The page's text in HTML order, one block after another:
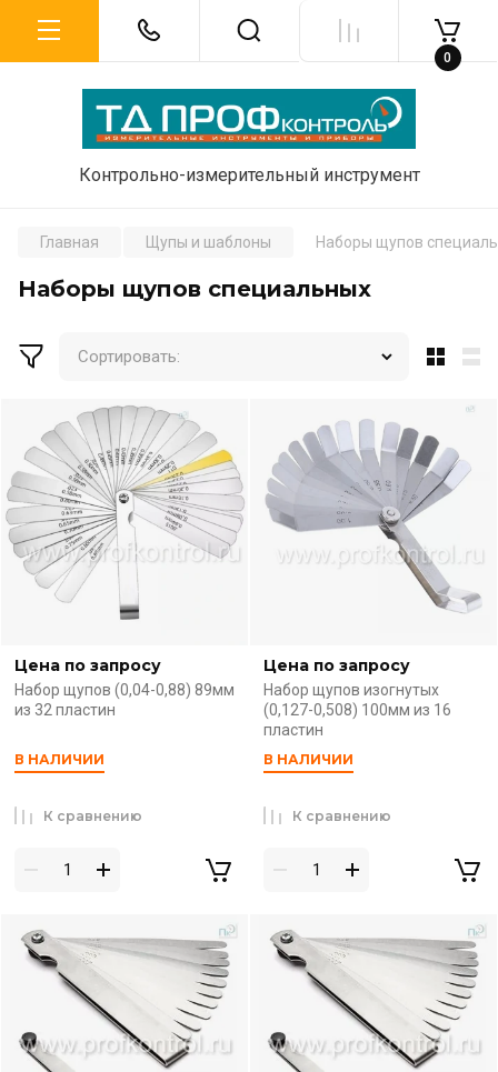
Контрольно-измерительный инструмент
0
Главная Щупы и шаблоны Наборы щупов
Наборы щупов специальных
Сортировать:
Цена по запросу
Набор щупов (0,04-0,88) 89мм
из 32 пластин
В НАЛИЧИИ
К сравнению
Цена по запросу
Набор щупов изогнутых
(0,127-0,508) 100мм из 16
пластин
В НАЛИЧИИ
К сравнению